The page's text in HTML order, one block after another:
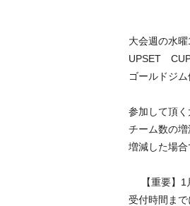
大会週の水
UPSET
ゴールドジ
参加して頂く
チーム数の増
増減した場合
【重要】1
受付時間ま